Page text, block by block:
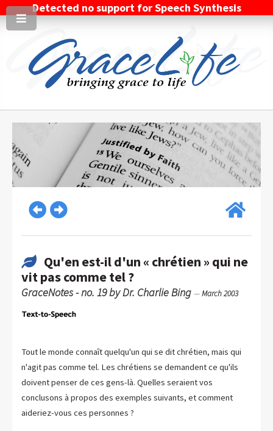
Detected no support for Speech Synthesis
Qu'en est-il d'un « chrétien » qui ne
vit pas comme tel ?
GraceNotes - no. 19 by Dr. Charlie Bing —March 2003
Tout le monde connaît quelqu'un qui se dit chrétien, mais qui
n'agit pas comme tel. Les chrétiens se demandent ce qu'ils
doivent penser de ces gens-là. Quelles seraient vos
conclusons à propos des exemples suivants, et comment
aideriez-vous ces personnes ?